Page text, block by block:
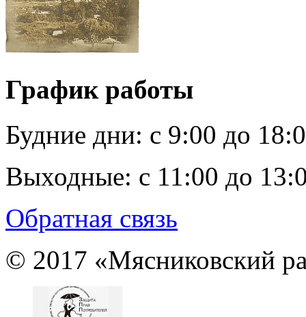
График работы
Будние дни: c 9:00 до
Выходные: с 11:00 до
Обратная связь
© 2017 «Мясниковский